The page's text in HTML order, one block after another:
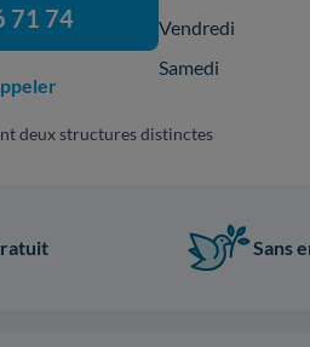
71 74
Vendredi
Samedi
deux structures distinctes
Sans